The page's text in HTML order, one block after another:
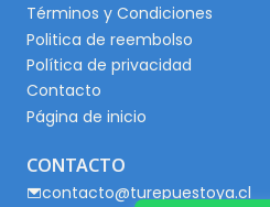
Términos y Condiciones
Politica de reembolso
Política de privacidad
Contacto
Página de inicio
CONTACTO
contacto@turepuestoya.cl